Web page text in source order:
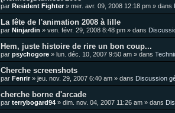
par Resident Fighter» mer. avr. 09, 2008 12:18 pm » dans
La fête de l'animation 2008 à lille
par Ninjardin » ven. févr. 29, 2008 8:48 pm » dans
Hem, juste histoire de rire un bon coup...
par psychogore » lun. déc. 10, 2007 9:50 am » dans
Cherche screenshots
par Fenrir» jeu. nov. 29, 2007 6:40 am » dans Discussion
cherche borne d'arcade
par terrybogard94 » dim. nov. 04, 2007 11:26 am » dans